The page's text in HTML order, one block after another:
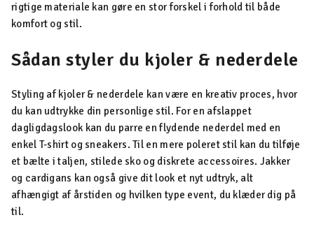
rigtige materiale kan gøre en stor forskel i forhold til både
komfort og stil.
Sådan styler du kjoler & nederdele
Styling af kjoler & nederdele kan være en kreativ proces, hvor
du kan udtrykke din personlige stil. For en afslappet
dagligdagslook kan du parre en flydende nederdel med en
enkel T-shirt og sneakers. Til en mere poleret stil kan du tilføje
et bælte i taljen, stilede sko og diskrete accessoires. Jakker
og cardigans kan også give dit look et nyt udtryk, alt
afhængigt af årstiden og hvilken type event, du klæder dig på
til.